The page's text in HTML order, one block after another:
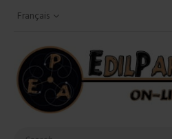
Français